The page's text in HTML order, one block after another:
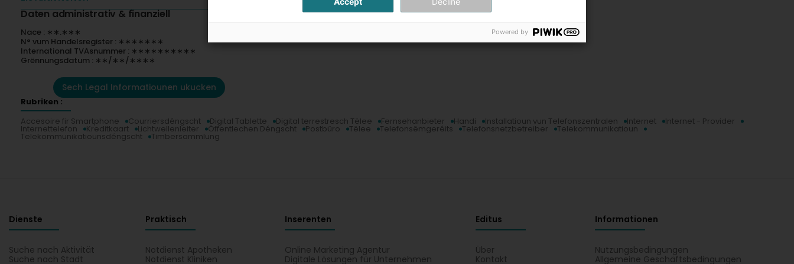
Daten administrativ & finanziell
Nace : ∗∗.∗∗∗
N° vum Handelsregister : ∗∗∗∗∗∗∗
International TVAsnummer : ∗∗∗∗∗∗∗∗∗∗
Grënnungsdatum : ∗∗/∗∗/∗∗∗∗
Sech Legal Informatiounen ukucken
Rubriken :
Accesoire fir Smartphone
Courriersdéngscht Digital Tablette Digital terrestresch Tëlee Fernsehanbieter Handi Installatioun vun Telefonszentralen Internet Internet - Provider
Internettelefon Kreditkaart Lichtwellenleiter Öffentlechen Déngscht Postbüro Tëlee Telefonsëmgeréits Telefonsnetzbetreiber Telekommunikatioun
Telekommunikatiounsdéngscht Timbersammlung
Dienste
Suche nach Aktivität
Suche nach Stadt
Praktisch
Notdienst Apotheken
Notdienst Kliniken
Inserenten
Online Marketing Agentur
Digitale Lösungen für Unternehmen
Editus
Über
Kontakt
Informationen
Nutzungsbedingungen
Allgemeine Geschäftsbedingungen
Powered by